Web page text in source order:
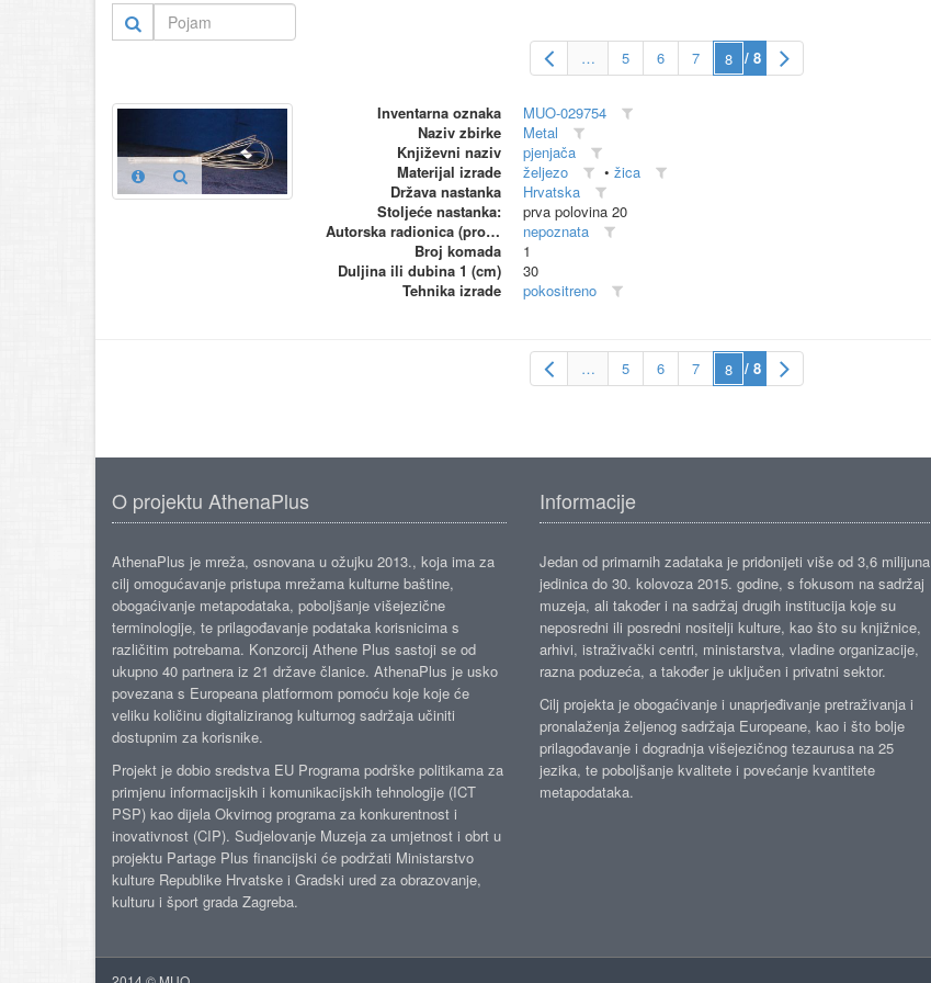
… 5 6 7 / 8
Inventarna oznaka
MUO-029754
Naziv zbirke
Metal
Književni naziv
pjenjača
Materijal izrade
željezo • žica
Država nastanka
Hrvatska
Stoljeće nastanka:
prva polovina 20
Autorska radionica (proizvođač)
nepoznata
Broj komada
1
Duljina ili dubina 1 (cm)
30
Tehnika izrade
pokositreno
… 5 6 7 / 8
O projektu AthenaPlus
AthenaPlus je mreža, osnovana u ožujku 2013., koja ima za
cilj omogućavanje pristupa mrežama kulturne baštine,
obogaćivanje metapodataka, poboljšanje višejezične
terminologije, te prilagođavanje podataka korisnicima s
različitim potrebama. Konzorcij Athene Plus sastoji se od
ukupno 40 partnera iz 21 države članice. AthenaPlus je usko
povezana s Europeana platformom pomoću koje koje će
veliku količinu digitaliziranog kulturnog sadržaja učiniti
dostupnim za korisnike.
Projekt je dobio sredstva EU Programa podrške politikama za
primjenu informacijskih i komunikacijskih tehnologije (ICT
PSP) kao dijela Okvirnog programa za konkurentnost i
inovativnost (CIP). Sudjelovanje Muzeja za umjetnost i obrt u
projektu Partage Plus financijski će podržati Ministarstvo
kulture Republike Hrvatske i Gradski ured za obrazovanje,
kulturu i šport grada Zagreba.
Informacije
Jedan od primarnih zadataka je pridonijeti više od 3,6 milijuna
jedinica do 30. kolovoza 2015. godine, s fokusom na sadržaj
muzeja, ali također i na sadržaj drugih institucija koje su
neposredni ili posredni nositelji kulture, kao što su knjižnice,
arhivi, istraživački centri, ministarstva, vladine organizacije,
razna poduzeća, a također je uključen i privatni sektor.
Cilj projekta je obogaćivanje i unaprjeđivanje pretraživanja i
pronalaženja željenog sadržaja Europeane, kao i što bolje
prilagođavanje i dogradnja višejezičnog tezaurusa na 25
jezika, te poboljšanje kvalitete i povećanje kvantitete
metapodataka.